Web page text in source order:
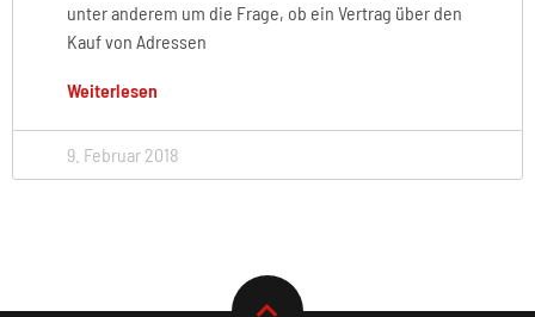
unter anderem um die Frage, ob ein Vertrag über den
Kauf von Adressen
Weiterlesen
9. Februar 2018